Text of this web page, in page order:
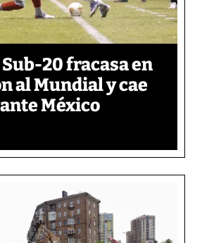
20 fracasa en
al Mundial y cae
México